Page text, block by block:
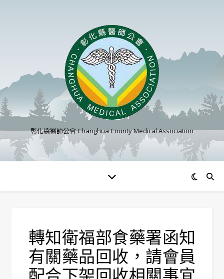
彰化縣醫師公會 Changhua County Medical Association
轉知衛福部食藥署函知
有關藥品回收，請會員
配合下架回收相關事宜